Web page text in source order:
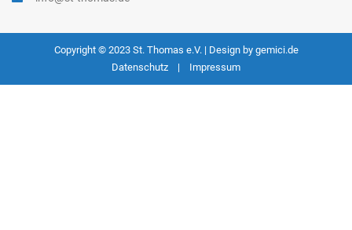
Copyright © 2023 St. Thomas e.V. | Design by gemici.de
Datenschutz
| Impressum